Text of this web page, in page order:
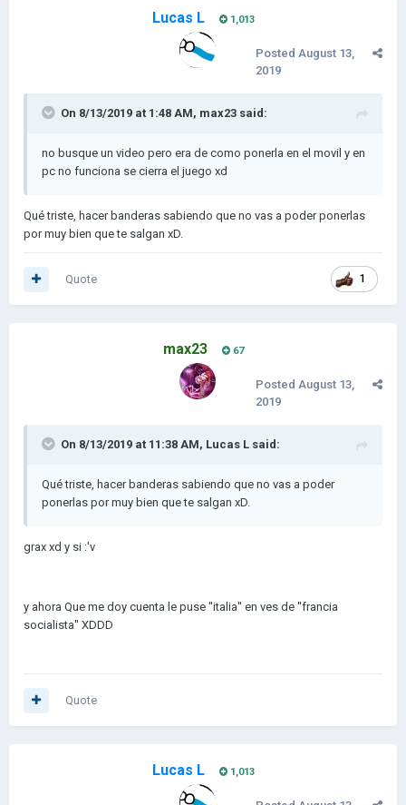
Lucas L 1,013
Posted August 13,
2019
On 8/13/2019 at 1:48 AM, max23 said:
no busque un video pero era de como ponerla en el movil y en
pc no funciona se cierra el juego xd
Qué triste, hacer banderas sabiendo que no vas a poder ponerlas
por muy bien que te salgan xD.
1
Quote
max23 67
Posted August 13,
2019
On 8/13/2019 at 11:38 AM, Lucas L said:
Qué triste, hacer banderas sabiendo que no vas a poder
ponerlas por muy bien que te salgan xD.
grax xd y si :'v
y ahora Que me doy cuenta le puse ''italia'' en ves de ''francia
socialista'' XDDD
Quote
Lucas L 1,013